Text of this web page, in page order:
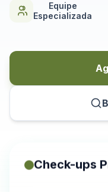
Equipe
Especializada
Check-ups